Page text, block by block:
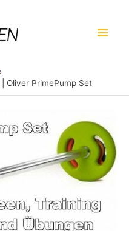
Oliver PrimePump Set